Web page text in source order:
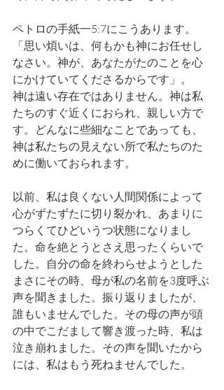
ペトロの手紙一5:7にこうあります。
「思い煩いは、何もかも神にお任せし
なさい。神が、あなたがたのことを心
にかけていてくださるからです」。
神は遠い存在ではありません。神は私
たちのすぐ近くにおられ、親しい方で
す。どんなに些細なことであっても、
神は私たちの見えない所で私たちのた
めに働いておられます。
以前、私は良くない人間関係によって
心がずたずたに切り裂かれ、あまりに
つらくてひどいうつ状態になりまし
た。命を絶とうとさえ思ったくらいで
した。自分の命を終わらせようとした
まさにその時、母が私の名前を3度呼ぶ
声を聞きました。振り返りましたが、
誰もいませんでした。その母の声が頭
の中でこだまして響き渡った時、私は
泣き崩れました。その声を聞いたから
には、私はもう死ねませんでした。